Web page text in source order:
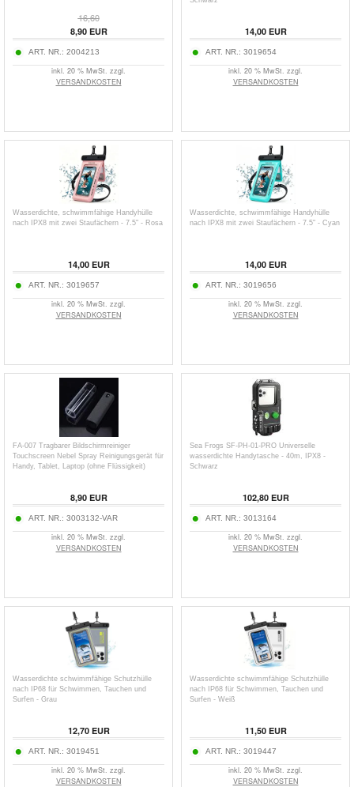
16,60
8,90EUR
ART. NR.: 2004213
inkl. 20 % MwSt. zzgl.
VERSANDKOSTEN
14,00EUR
ART. NR.: 3019654
inkl. 20 % MwSt. zzgl.
VERSANDKOSTEN
Wasserdichte, schwimmfähige Handyhülle
nach IPX8 mit zwei Staufächern - 7.5" - Rosa
14,00EUR
ART. NR.: 3019657
inkl. 20 % MwSt. zzgl.
VERSANDKOSTEN
Wasserdichte, schwimmfähige Handyhülle
nach IPX8 mit zwei Staufächern - 7.5" - Cyan
14,00EUR
ART. NR.: 3019656
inkl. 20 % MwSt. zzgl.
VERSANDKOSTEN
FA-007 Tragbarer Bildschirmreiniger
Touchscreen Nebel Spray Reinigungsgerät für
Handy, Tablet, Laptop (ohne Flüssigkeit)
8,90EUR
ART. NR.: 3003132-VAR
inkl. 20 % MwSt. zzgl.
VERSANDKOSTEN
Sea Frogs SF-PH-01-PRO Universelle
wasserdichte Handytasche - 40m, IPX8 -
Schwarz
102,80EUR
ART. NR.: 3013164
inkl. 20 % MwSt. zzgl.
VERSANDKOSTEN
Wasserdichte schwimmfähige Schutzhülle
nach IP68 für Schwimmen, Tauchen und
Surfen - Grau
12,70EUR
ART. NR.: 3019451
inkl. 20 % MwSt. zzgl.
VERSANDKOSTEN
Wasserdichte schwimmfähige Schutzhülle
nach IP68 für Schwimmen, Tauchen und
Surfen - Weiß
11,50EUR
ART. NR.: 3019447
inkl. 20 % MwSt. zzgl.
VERSANDKOSTEN